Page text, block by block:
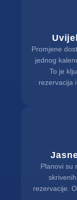
Promjene
jednog
To je
rezervacija
Planovi su
rezervacije.